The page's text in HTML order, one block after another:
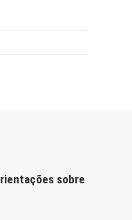
sobre